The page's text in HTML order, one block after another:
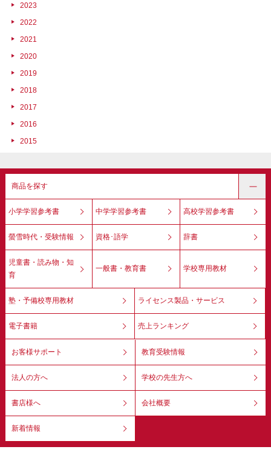
2023
2022
2021
2020
2019
2018
2017
2016
2015
商品を探す
小学学習参考書 中学学習参考書 高校学習参考書
螢雪時代・受験情報 資格･語学 辞書
児童書・読み物・知
育
一般書・教育書 学校専用教材
塾・予備校専用教材 ライセンス製品・サービス
電子書籍 売上ランキング
お客様サポート 教育受験情報
法人の方へ 学校の先生方へ
書店様へ 会社概要
新着情報